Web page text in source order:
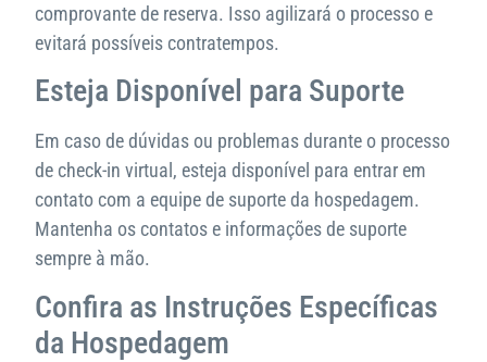
comprovante de reserva. Isso agilizará o processo e
evitará possíveis contratempos.
Esteja Disponível para Suporte
Em caso de dúvidas ou problemas durante o processo
de check-in virtual, esteja disponível para entrar em
contato com a equipe de suporte da hospedagem.
Mantenha os contatos e informações de suporte
sempre à mão.
Confira as Instruções Específicas
da Hospedagem